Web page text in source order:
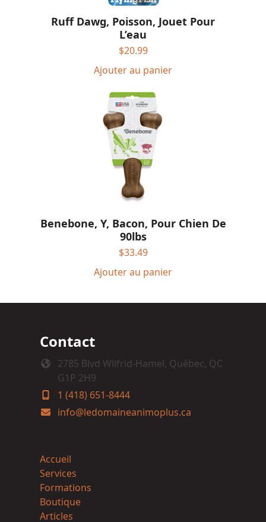
Ruff Dawg, Poisson, Jouet Pour
L’eau
$20.99
Ajouter au panier
Benebone, Y, Bacon, Pour Chien De
90lbs
$33.49
Ajouter au panier
Contact
2785 Blvd Wilfrid-Hamel, Québec, QC
G1P 2H9
1 (418) 651-8444
info@ledomaineanimoplus.ca
Accueil
Services
Formations
Boutique
Articles